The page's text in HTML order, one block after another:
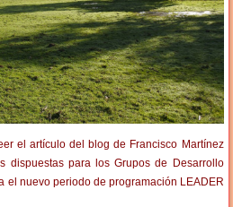
el artículo del blog de Francisco Martínez
dispuestas para los Grupos de Desarrollo
el nuevo periodo de programación LEADER